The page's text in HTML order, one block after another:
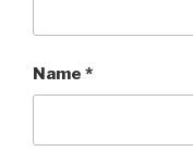
Name *